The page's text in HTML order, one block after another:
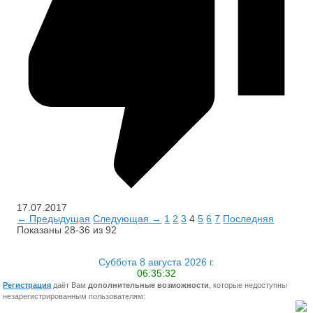
17.07.2017
← Предыдущая Следующая → 1 2 3 4 5 6 7 Последняя
Показаны 28-36 из 92
Суббота 8 августа 2026 г.
06:35:33
Регистрация даёт Вам дополнительные возможности , которые недоступны
незарегистрированным пользователям: